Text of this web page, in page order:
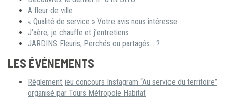
A fleur de ville
« Qualité de service » Votre avis nous intéresse
J’aère, je chauffe et j’entretiens
JARDINS Fleuris, Perchés ou partagés… ?
LES ÉVÉNEMENTS
Règlement jeu concours Instagram “Au service du territoire”
organisé par Tours Métropole Habitat